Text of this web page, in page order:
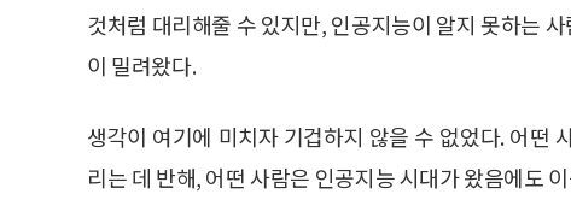
것처럼 대리해줄 수 있지만, 인공지능이 알지 못하는
이 밀려왔다.
생각이 여기에 미치자 기겁하지 않을 수 없었다. 어떤
리는 데 반해, 어떤 사람은 인공지능 시대가 왔음에도